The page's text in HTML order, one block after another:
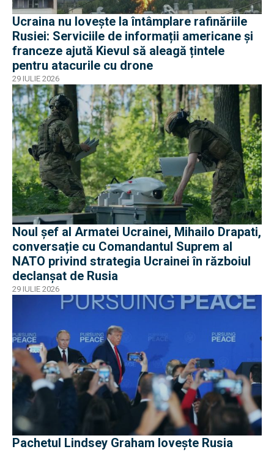
Ucraina nu lovește la întâmplare rafinăriile
Rusiei: Serviciile de informații americane și
franceze ajută Kievul să aleagă țintele
pentru atacurile cu drone
29 IULIE 2026
Noul șef al Armatei Ucrainei, Mihailo Drapati,
conversație cu Comandantul Suprem al
NATO privind strategia Ucrainei în războiul
declanșat de Rusia
29 IULIE 2026
Pachetul Lindsey Graham lovește Rusia